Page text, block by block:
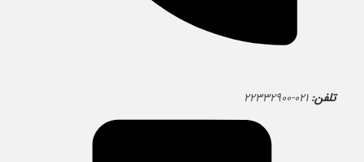
تلفن: ۰۲۱-۲۲۳۳۲۹۰۰